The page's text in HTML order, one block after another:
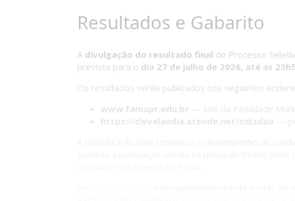
Resultados e Gabarito
A divulgação do resultado final do Processo
prevista para o dia 27 de julho de 2026, até as
Os resultados serão publicados nos seguintes
www.famapr.edu.br — site da Faculdade
https://clevelandia.atende.net/cidadao —